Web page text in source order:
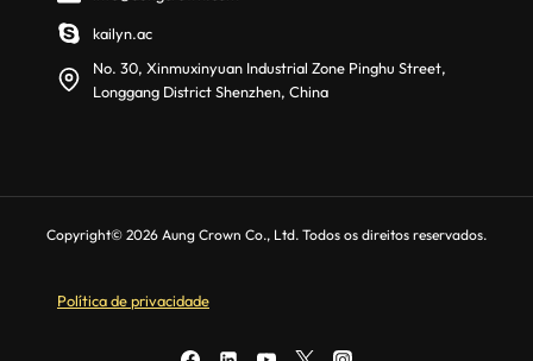
kailyn.ac
No. 30, Xinmuxinyuan Industrial Zone Pinghu Street,
Longgang District Shenzhen, China
Copyright© 2026 Aung Crown Co., Ltd. Todos os direitos reservados.
Política de privacidade